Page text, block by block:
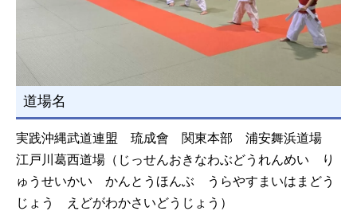
道場名
実践沖縄武道連盟 琉成會 関東本部 浦安舞浜道場
江戸川葛西道場（じっせんおきなわぶどうれんめい り
ゅうせいかい かんとうほんぶ うらやすまいはまどう
じょう えどがわかさいどうじょう）